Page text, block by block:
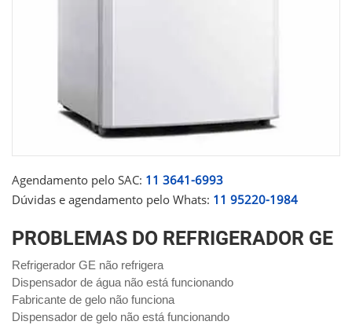
Agendamento pelo SAC: 11 3641-6993
Dúvidas e agendamento pelo Whats: 11 95220-1984
PROBLEMAS DO REFRIGERADOR GE
Refrigerador GE não refrigera
Dispensador de água não está funcionando
Fabricante de gelo não funciona
Dispensador de gelo não está funcionando